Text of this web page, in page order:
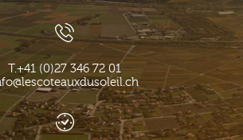
T.+41 (0)27 346 72 01